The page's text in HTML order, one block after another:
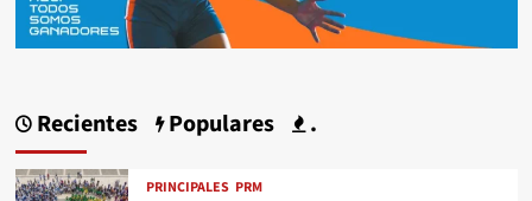
Recientes Populares .
PRINCIPALES PRM